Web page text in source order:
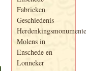
Fabrieken
Geschiedenis
Molens in
Enschede en
Lonneker